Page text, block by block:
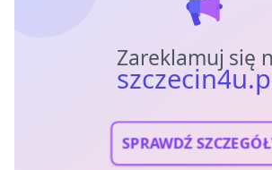
Zareklamuj się
SPRAWDŹ